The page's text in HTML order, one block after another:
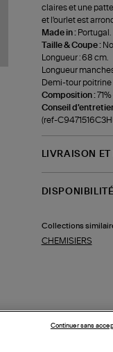
claires et une
et l'ourlet est
Made in : Portugal.
Taille & Coupe :
Longueur : 68 cm.
Longueur
Demi-tour poitrine
Composition :
Conseil
(ref-
LIVRAISON ET
Collections
CHEMISIERS
Continuer sans